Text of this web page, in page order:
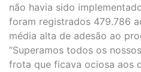
não havia sido
foram registrados 479.786
média alta de adesão ao
“Superamos todos os
frota que ficava ociosa aos